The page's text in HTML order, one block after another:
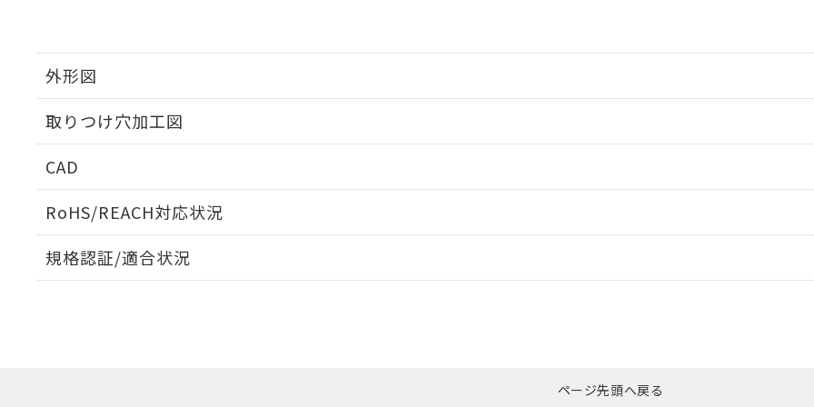
外形図
取りつけ穴加工図
CAD
RoHS/REACH対応状況
EU RoHS 注意事項・凡例
ダウンロードはこちら
規格認証/適合状況
ページ先頭へ戻る